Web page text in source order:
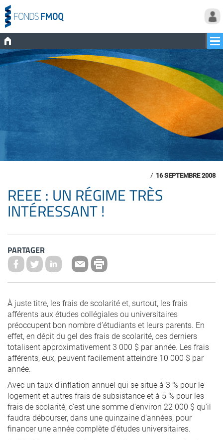
/ 16 SEPTEMBRE 2008
REEE : UN RÉGIME TRÈS
INTÉRESSANT !
PARTAGER
À juste titre, les frais de scolarité et, surtout, les frais
afférents aux études collégiales ou universitaires
préoccupent bon nombre d’étudiants et leurs parents. En
effet, en dépit du gel des frais de scolarité, ces derniers
totalisent approximativement 3 000 $ par année. Les frais
afférents, eux, peuvent facilement atteindre 10 000 $ par
année.
Avec un taux d’inflation annuel qui se situe à 3 % pour le
logement et autres frais de subsistance et à 5 % pour les
frais de scolarité, c’est une somme d’environ 22 000 $ qu’il
faudra débourser, dans une quinzaine d’années, pour
financer une année complète d’études universitaires.